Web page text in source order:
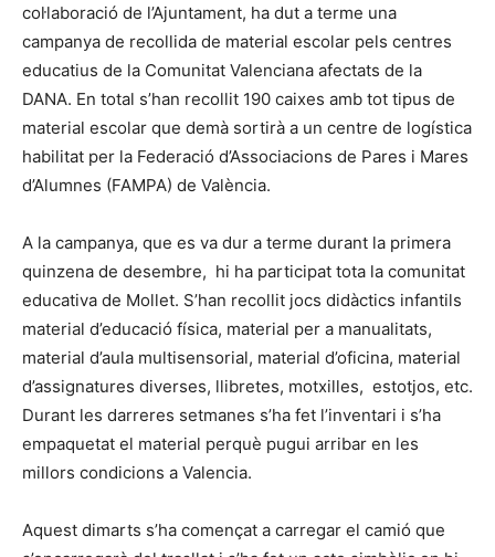
col·laboració de l’Ajuntament, ha dut a terme una
campanya de recollida de material escolar pels centres
educatius de la Comunitat Valenciana afectats de la
DANA. En total s’han recollit 190 caixes amb tot tipus de
material escolar que demà sortirà a un centre de logística
habilitat per la Federació d’Associacions de Pares i Mares
d’Alumnes (FAMPA) de València.
A la campanya, que es va dur a terme durant la primera
quinzena de desembre, hi ha participat tota la comunitat
educativa de Mollet. S’han recollit jocs didàctics infantils
material d’educació física, material per a manualitats,
material d’aula multisensorial, material d’oficina, material
d’assignatures diverses, llibretes, motxilles, estotjos, etc.
Durant les darreres setmanes s’ha fet l’inventari i s’ha
empaquetat el material perquè pugui arribar en les
millors condicions a Valencia.
Aquest dimarts s’ha començat a carregar el camió que